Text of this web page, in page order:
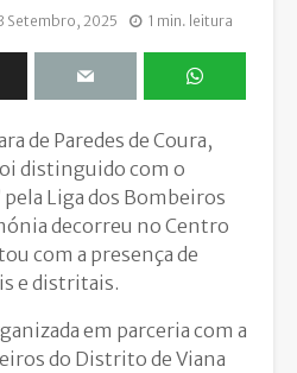
Setembro, 2025 1 min. leitura
de Paredes de Coura,
distinguido com o
Liga dos Bombeiros
decorreu no Centro
com a presença de
e distritais.
em parceria com a
do Distrito de Viana